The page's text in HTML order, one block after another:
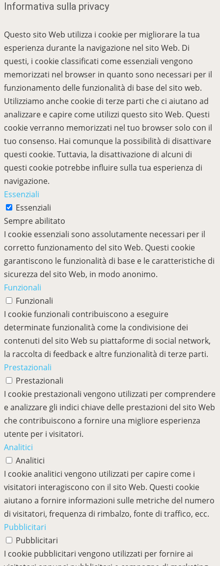
Informativa sulla privacy
Questo sito Web utilizza i cookie per migliorare la tua
esperienza durante la navigazione nel sito Web. Di
questi, i cookie classificati come essenziali vengono
memorizzati nel browser in quanto sono necessari per il
funzionamento delle funzionalità di base del sito web.
Utilizziamo anche cookie di terze parti che ci aiutano ad
analizzare e capire come utilizzi questo sito Web. Questi
cookie verranno memorizzati nel tuo browser solo con il
tuo consenso. Hai comunque la possibilità di disattivare
questi cookie. Tuttavia, la disattivazione di alcuni di
questi cookie potrebbe influire sulla tua esperienza di
navigazione.
Essenziali
Essenziali
Sempre abilitato
I cookie essenziali sono assolutamente necessari per il
corretto funzionamento del sito Web. Questi cookie
garantiscono le funzionalità di base e le caratteristiche di
sicurezza del sito Web, in modo anonimo.
Funzionali
Funzionali
I cookie funzionali contribuiscono a eseguire
determinate funzionalità come la condivisione dei
contenuti del sito Web su piattaforme di social network,
la raccolta di feedback e altre funzionalità di terze parti.
Prestazionali
Prestazionali
I cookie prestazionali vengono utilizzati per comprendere
e analizzare gli indici chiave delle prestazioni del sito Web
che contribuiscono a fornire una migliore esperienza
utente per i visitatori.
Analitici
Analitici
I cookie analitici vengono utilizzati per capire come i
visitatori interagiscono con il sito Web. Questi cookie
aiutano a fornire informazioni sulle metriche del numero
di visitatori, frequenza di rimbalzo, fonte di traffico, ecc.
Pubblicitari
Pubblicitari
I cookie pubblicitari vengono utilizzati per fornire ai